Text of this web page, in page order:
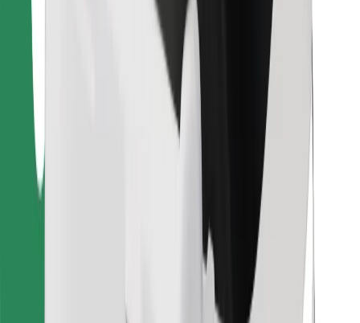
Правила та Умови
Замовляй поїздку за лічені хвилини!
Завантажити застосунок Bolt
Завантажити застосунок Bolt Food